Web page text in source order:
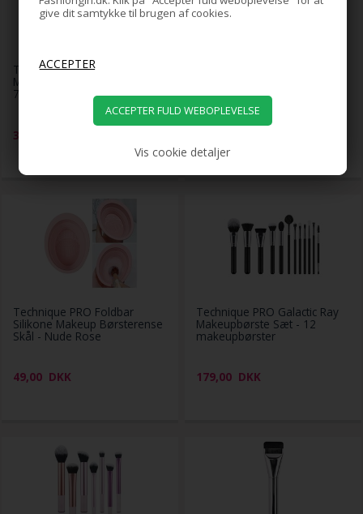
give dit samtykke til brugen af cookies.
Vis cookie detaljer
Technique PRO Finger Puff
Makeup Sponges / Svampe -
7 stk
39,00
Sæt - 9 makeupbørster
Technique PRO Foldbar
Silikone Makeup Børsterense
Skål - Nude Rose
49,00 DKK
Technique PRO Galactic Ray
Makeupbørste Sæt - 12
makeupbørster
179,00 DKK